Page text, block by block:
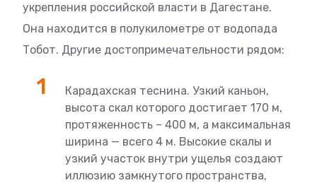
укрепления российской власти в Дагестане.
Она находится в полукилометре от водопада
Тобот. Другие достопримечательности рядом:
Карадахская теснина. Узкий каньон,
высота скал которого достигает 170 м,
протяженность – 400 м, а максимальная
ширина — всего 4 м. Высокие скалы и
узкий участок внутри ущелья создают
иллюзию замкнутого пространства,